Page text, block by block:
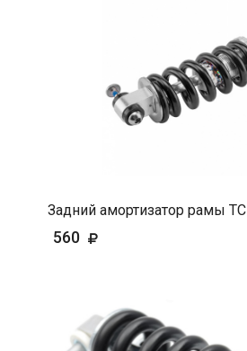
Задний амортизатор рамы
560